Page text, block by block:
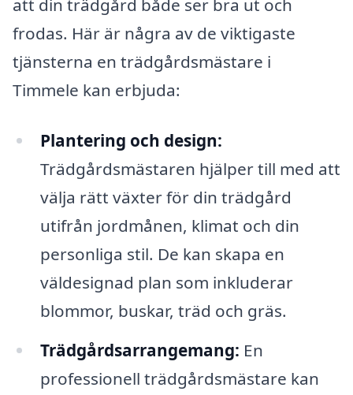
att din trädgård både ser bra ut och
frodas. Här är några av de viktigaste
tjänsterna en trädgårdsmästare i
Timmele kan erbjuda:
Plantering och design:
Trädgårdsmästaren hjälper till med att
välja rätt växter för din trädgård
utifrån jordmånen, klimat och din
personliga stil. De kan skapa en
väldesignad plan som inkluderar
blommor, buskar, träd och gräs.
Trädgårdsarrangemang: En
professionell trädgårdsmästare kan